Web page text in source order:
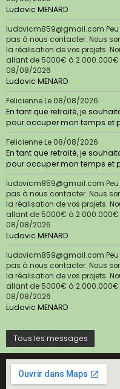
Ludovic MENARD
ludovicm859@gmail.com
pas à nous contacter. Nous
la réalisation de vos projets.
allant de 5000€ à
08/08/2026
Ludovic MENARD
FelicienneLe 08/08/2026
En tant que retraité, je
pour occuper mon temps et
FelicienneLe 08/08/2026
En tant que retraité, je
pour occuper mon temps et
ludovicm859@gmail.com
pas à nous contacter. Nous
la réalisation de vos projets.
allant de 5000€ à
08/08/2026
Ludovic MENARD
ludovicm859@gmail.com
pas à nous contacter. Nous
la réalisation de vos projets.
allant de 5000€ à
08/08/2026
Ludovic MENARD
Tous les messages